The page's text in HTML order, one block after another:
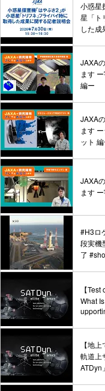
小惑星
星「ト
した成
JAXA
ます
編ー
JAXA
ます
ット
JAXA
ます
#H3ロ
段実機
了
【
What
【地
軌道上
ATDyn